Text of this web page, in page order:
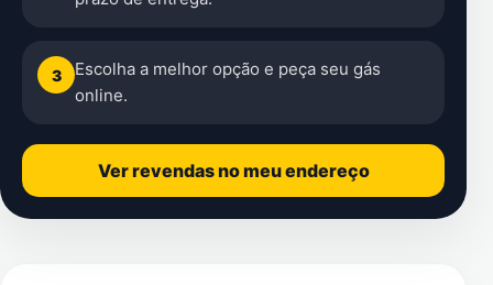
3
Escolha a melhor opção e peça seu gás
online.
Ver revendas no meu endereço